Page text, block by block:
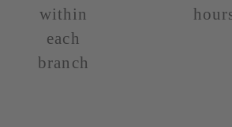
within
each
branch